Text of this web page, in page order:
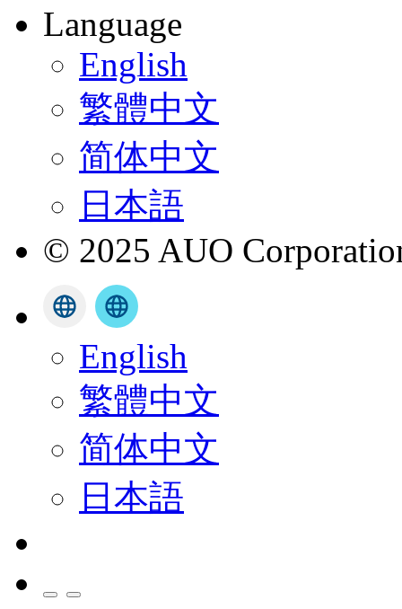
Language
English
繁體中文
简体中文
日本語
© 2025 AUO
English
繁體中文
简体中文
日本語